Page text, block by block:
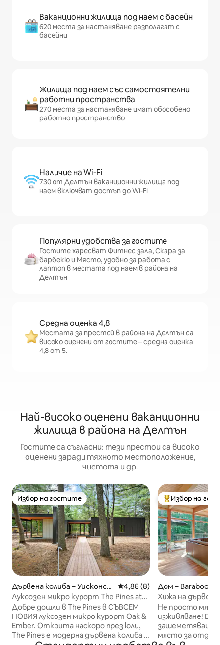
Ваканционни жилища под наем с басейн
620 места за настаняване разполагат с
басейни
Жилища под наем със самостоятелни
работни пространства
270 места за настаняване имат обособено
работно пространство
Наличие на Wi-Fi
730 от Делтън ваканционни жилища под
наем включват достъп до Wi-Fi
Популярни удобства за гостите
Гостите харесват Фитнес зала, Скара за
барбекю и Място, удобно за работа с
лаптоп в местата под наем в района на
Делтън
Средна оценка 4,8
Местата за престой в района на Делтън са
високо оценени от гостите – средна оценка
4,8 от 5.
Най-високо оценени ваканционни
жилища в района на Делтън
Гостите са съгласни: тези престои са високо
оценени заради тяхното местоположение,
чистота и др.
Избор на гостите
Избор на гостите
Дървена колиба – Уисконси
н Делс
Средна оценка: 4,88 от 5, 8
4,88 (8)
Луксозен микро курорт The Pines at
Oak & Ember
Добре дошли в The Pines в СЪВСЕМ
НОВИЯ луксозен микро курорт Oak &
Ember. Открита наскоро през юли,
The Pines е модерна дървена колиба с
Най-популярен
Избор на
Дом – Baraboo
Хижа на дърво,
Не просто
изживяване! Единствено по рода си,
зашеметяващо
място за отдих